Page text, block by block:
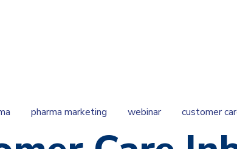
pharma marketing webinar customer